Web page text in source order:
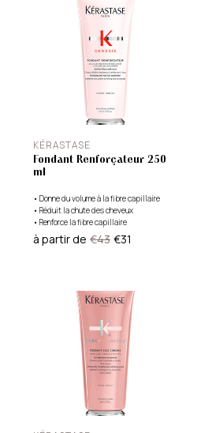
KÉRASTASE
Fondant Renforçateur 250
ml
• Donne du volume à la fibre capillaire
• Réduit la chute des cheveux
• Renforce la fibre capillaire
à partir de €43 €31